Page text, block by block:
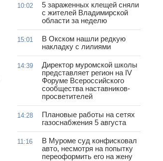
10:02
5 зараженных клещей сняли
с жителей Владимирской
области за неделю
15:01
В Окском нашли редкую
накладку с лилиями
14:39
Директор муромской школы
представляет регион на IV
Форуме Всероссийского
сообщества наставников-
просветителей
14:28
Плановые работы на сетях
газоснабжения 5 августа
11:16
В Муроме суд конфисковал
авто, несмотря на попытку
переоформить его на жену